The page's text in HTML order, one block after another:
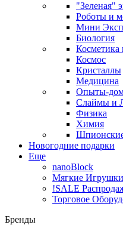
"Зеленая"
Роботы и
Мини
Биология
Космос
Кристаллы
Медицина
Опыты-
Слаймы и
Физика
Химия
Новогодние подарки
Еще
nanoBlock
Мягкие Игрушки
!SALE
Торговое
Бренды